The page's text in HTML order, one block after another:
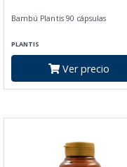
Bambú Plantis 90 cápsulas
PLANTIS
Ver precio